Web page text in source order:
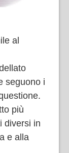
al
seguono i
più
diversi in
e alla